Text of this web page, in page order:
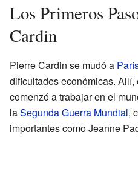
Los Primeros
Cardin
Pierre Cardin se mudó a
dificultades económicas. Allí,
comenzó a trabajar en el
laSegunda Guerra Mundial,
importantes como Jeanne